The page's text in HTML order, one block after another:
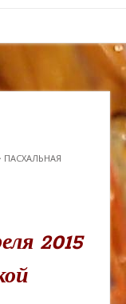
ПАСХАЛЬНАЯ
2015